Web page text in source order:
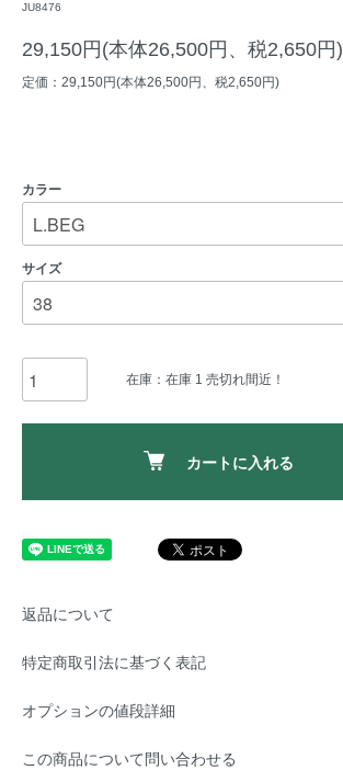
JU8476
29,150円(本体26,500円、税2,650円)
定価：29,150円(本体26,500円、税2,650円)
カラー
サイズ
在庫：在庫 1 売切れ間近！
カートに入れる
返品について
特定商取引法に基づく表記
オプションの値段詳細
この商品について問い合わせる